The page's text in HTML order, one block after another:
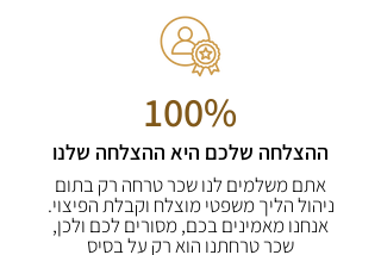
100%
ההצלחה שלכם היא ההצלחה שלנו
אתם משלמים לנו שכר טרחה רק בתום
ניהול הליך משפטי מוצלח וקבלת הפיצוי.
אנחנו מאמינים בכם, מסורים לכם ולכן,
שכר טרחתנו הוא רק על בסיס